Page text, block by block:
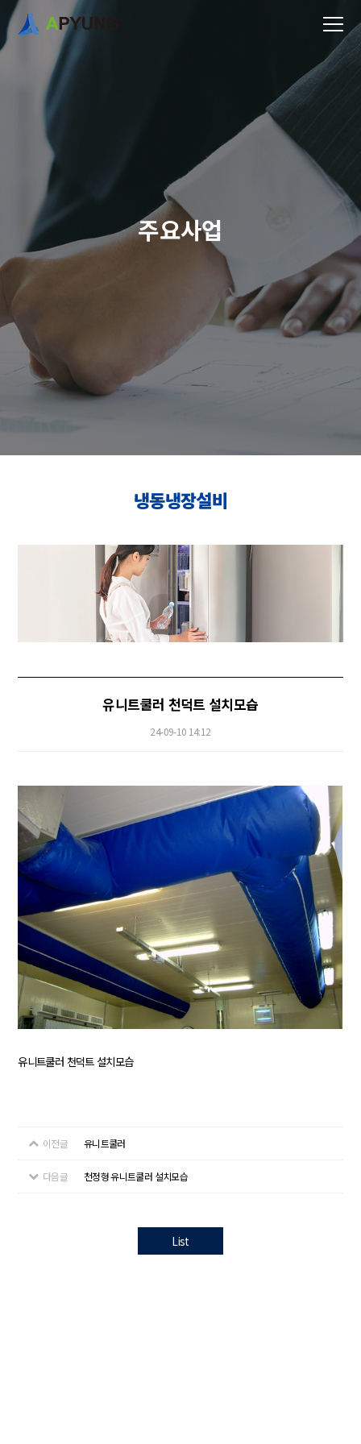
주요사업
냉동냉장설비
유니트쿨러 천덕트 설치모습
24-09-10 14:12
유니트쿨러 천덕트 설치모습
이전글 유니트쿨러
다음글 천정형 유니트쿨러 설치모습
List